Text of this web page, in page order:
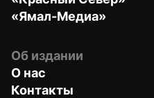
«Ямал-Медиа»
Об издании
О нас
Контакты